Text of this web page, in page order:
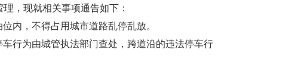
理，现就相关事项通告如下：
内，不得占用城市道路乱停乱放。
行为由城管执法部门查处，跨道沿的违法停车行